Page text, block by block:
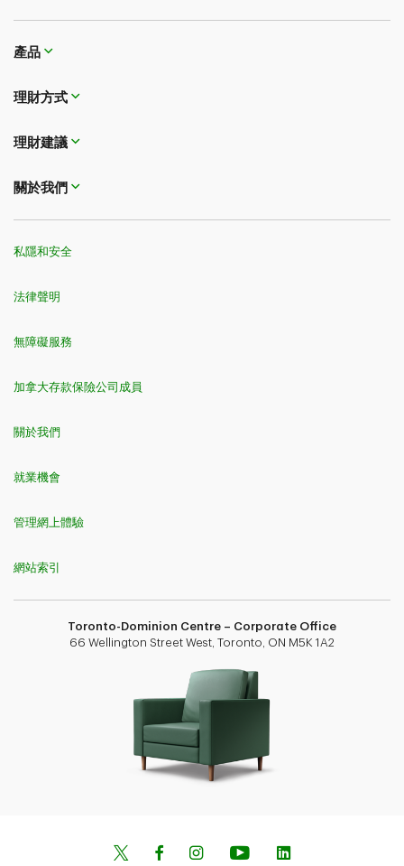
產品
理財方式​​​​​​​
理財建議
關於我們
私隱和安全
法律聲明
無障礙服務
加拿大存款保險公司成員
關於我們
就業機會
管理網上體驗
網站索引
Toronto-Dominion Centre – Corporate Office
66 Wellington Street West, Toronto, ON M5K 1A2